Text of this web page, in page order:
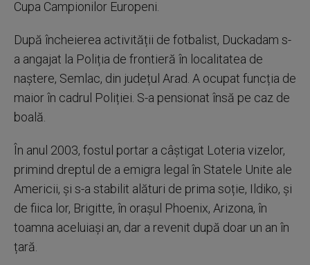
Cupa Campionilor Europeni.
După încheierea activității de fotbalist, Duckadam s-
a angajat la Poliția de frontieră în localitatea de
naștere, Semlac, din județul Arad. A ocupat funcția de
maior în cadrul Poliției. S-a pensionat însă pe caz de
boală.
În anul 2003, fostul portar a câștigat Loteria vizelor,
primind dreptul de a emigra legal în Statele Unite ale
Americii, și s-a stabilit alături de prima soție, Ildiko, și
de fiica lor, Brigitte, în orașul Phoenix, Arizona, în
toamna aceluiași an, dar a revenit după doar un an în
țară.